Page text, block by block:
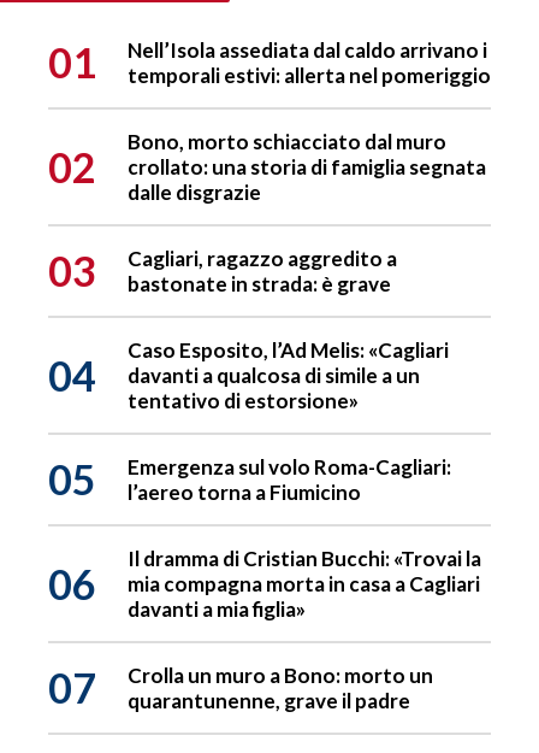
01
Nell’Isola assediata dal caldo arrivano i
temporali estivi: allerta nel pomeriggio
02
Bono, morto schiacciato dal muro
crollato: una storia di famiglia segnata
dalle disgrazie
03
Cagliari, ragazzo aggredito a
bastonate in strada: è grave
04
Caso Esposito, l’Ad Melis: «Cagliari
davanti a qualcosa di simile a un
tentativo di estorsione»
05
Emergenza sul volo Roma-Cagliari:
l’aereo torna a Fiumicino
06
Il dramma di Cristian Bucchi: «Trovai la
mia compagna morta in casa a Cagliari
davanti a mia figlia»
07
Crolla un muro a Bono: morto un
quarantunenne, grave il padre